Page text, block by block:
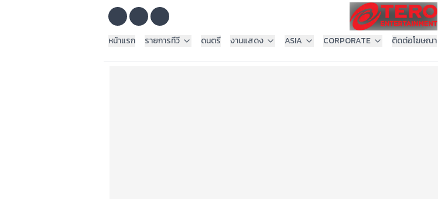
หน้าแรก
รายการทีวี ดนตรี งานแสดง ASIA CORPORATE ติดต่อโฆษณา